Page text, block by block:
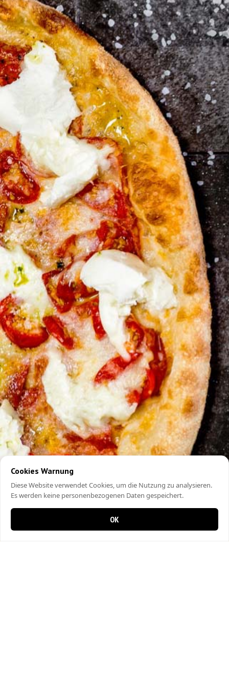
Cookies Warnung
Diese Website verwendet Cookies, um die Nutzung zu analysieren.
Es werden keine personenbezogenen Daten gespeichert.
OK